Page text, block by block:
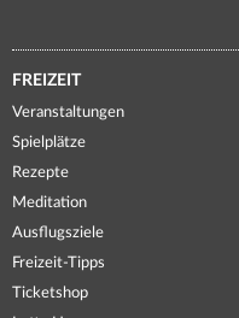
FREIZEIT
Veranstaltungen
Spielplätze
Rezepte
Meditation
Ausflugsziele
Freizeit-Tipps
Ticketshop